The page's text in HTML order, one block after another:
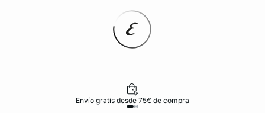
Envío gratis desde 75€ de compra